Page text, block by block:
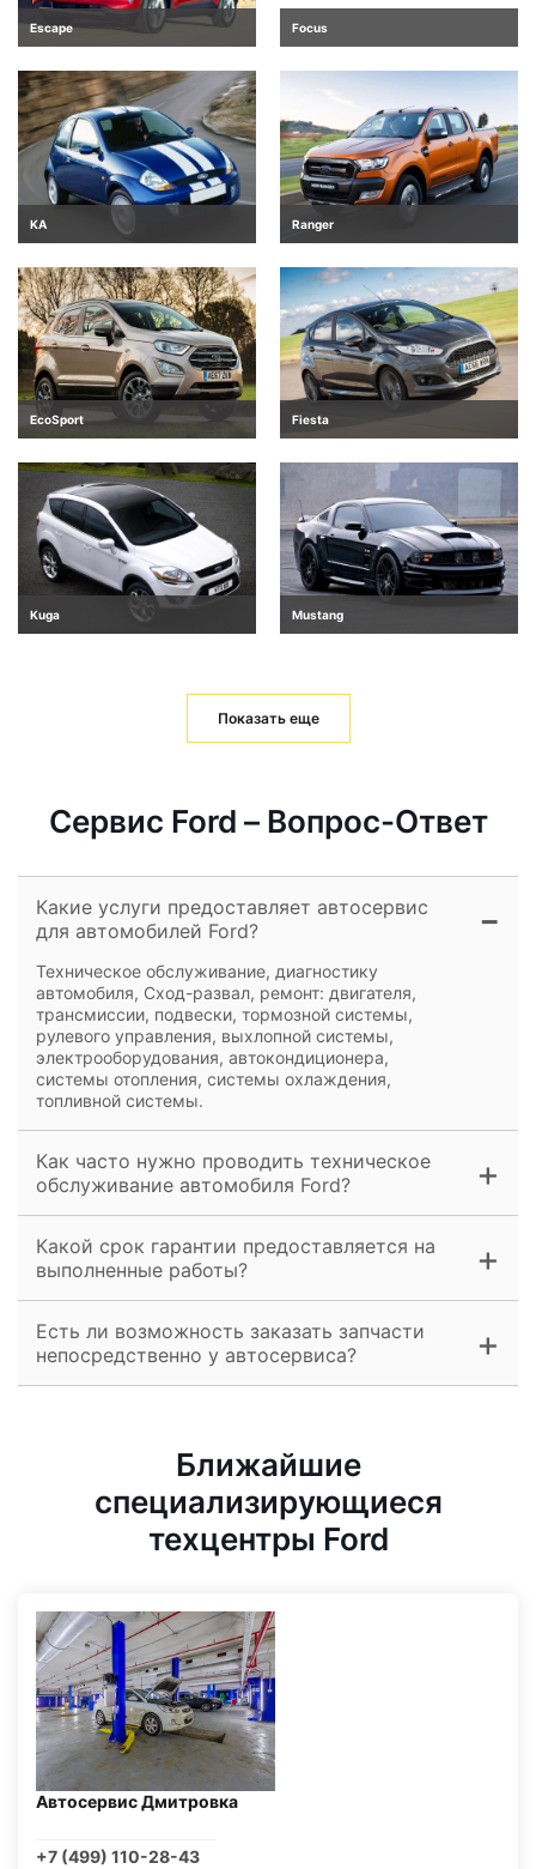
Escape Focus
KA Ranger
EcoSport Fiesta
Kuga Mustang
Показать еще
Сервис Ford – Вопрос-Ответ
Какие услуги предоставляет автосервис
для автомобилей Ford?
Техническое обслуживание, диагностику
автомобиля, Сход-развал, ремонт: двигателя,
трансмиссии, подвески, тормозной системы,
рулевого управления, выхлопной системы,
электрооборудования, автокондиционера,
системы отопления, системы охлаждения,
топливной системы.
Как часто нужно проводить техническое
обслуживание автомобиля Ford?
Какой срок гарантии предоставляется на
выполненные работы?
Есть ли возможность заказать запчасти
непосредственно у автосервиса?
Ближайшие
специализирующиеся
техцентры Ford
Автосервис Дмитровка
+7 (499) 110-28-43